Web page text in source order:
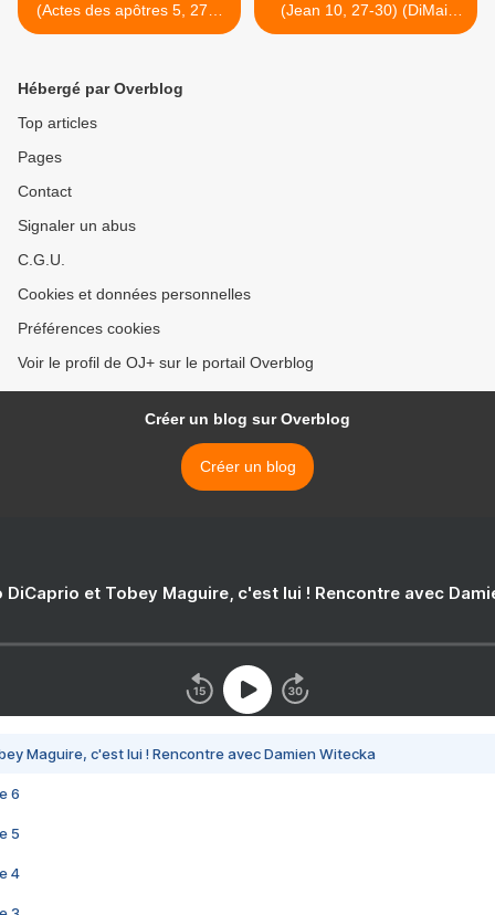
(Actes des apôtres 5, 27b-
32.40b-41) (DiMail 263)
(Jean 10, 27-30) (DiMail
118) >
Hébergé par Overblog
Top articles
Pages
Contact
Signaler un abus
C.G.U.
Cookies et données personnelles
Préférences cookies
Voir le profil de OJ+ sur le portail Overblog
Créer un blog sur Overblog
Créer un blog
DiCaprio et Tobey Maguire, c'est lui ! Rencontre avec
Maguire, c'est lui ! Rencontre avec Damien Witecka
6
5
4